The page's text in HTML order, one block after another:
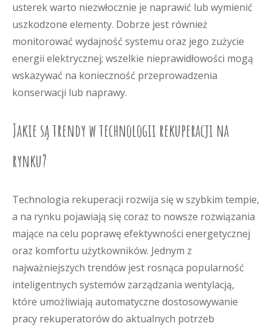
usterek warto niezwłocznie je naprawić lub wymienić
uszkodzone elementy. Dobrze jest również
monitorować wydajność systemu oraz jego zużycie
energii elektrycznej; wszelkie nieprawidłowości mogą
wskazywać na konieczność przeprowadzenia
konserwacji lub naprawy.
Jakie są trendy w technologii rekuperacji na
rynku?
Technologia rekuperacji rozwija się w szybkim tempie,
a na rynku pojawiają się coraz to nowsze rozwiązania
mające na celu poprawę efektywności energetycznej
oraz komfortu użytkowników. Jednym z
najważniejszych trendów jest rosnąca popularność
inteligentnych systemów zarządzania wentylacją,
które umożliwiają automatyczne dostosowywanie
pracy rekuperatorów do aktualnych potrzeb